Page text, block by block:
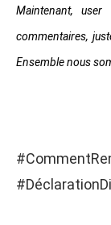
Maintenant,
commentaires,
Ensemble nous